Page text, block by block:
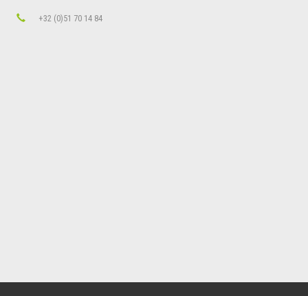
+32 (0)51 70 14 84